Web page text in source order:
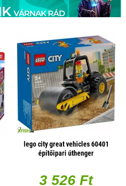
lego city great vehicles 60401
építőipari úthenger
3 526 Ft